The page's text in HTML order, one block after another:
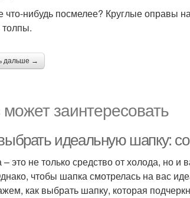
что-нибудь посмелее? Круглые оправы
толпы.
дальше →
заинтересовать
идеальную шапку:
это не только средство от холода, но
чтобы шапка смотрелась на вас
как выбрать шапку, которая